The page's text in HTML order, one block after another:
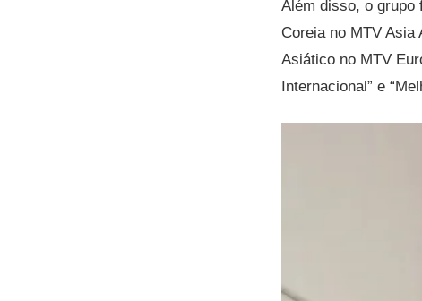
Além disso, o grupo
Coreia no MTV
Asiático no MTV
Internacional” e